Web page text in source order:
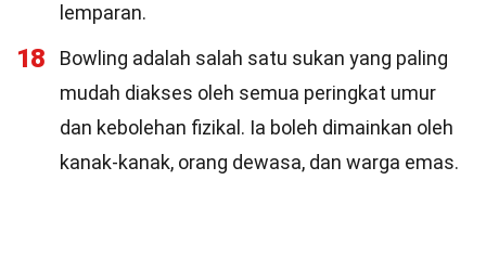
lemparan.
18
Bowling adalah salah satu sukan yang paling
mudah diakses oleh semua peringkat umur
dan kebolehan fizikal. Ia boleh dimainkan oleh
kanak-kanak, orang dewasa, dan warga emas.